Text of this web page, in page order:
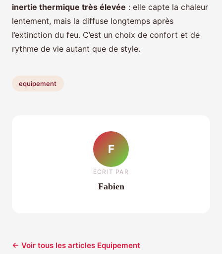
inertie thermique très élevée : elle capte la chaleur
lentement, mais la diffuse longtemps après
l’extinction du feu. C’est un choix de confort et de
rythme de vie autant que de style.
equipement
F
ECRIT PAR
Fabien
← Voir tous les articles Equipement